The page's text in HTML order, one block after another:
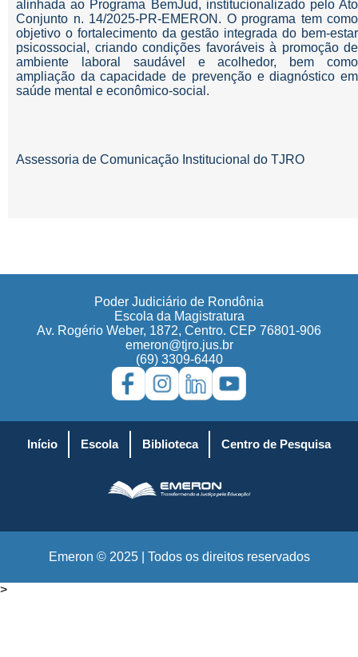
alinhada ao Programa BemJud, institucionalizado pelo Ato
Conjunto n. 14/2025-PR-EMERON. O programa tem como
objetivo o fortalecimento da gestão integrada do bem-estar
psicossocial, criando condições favoráveis à promoção de
ambiente laboral saudável e acolhedor, bem como
ampliação da capacidade de prevenção e diagnóstico em
saúde mental e econômico-social.
Assessoria de Comunicação Institucional do TJRO
Poder Judiciário de Rondônia
Escola da Magistratura
Av. Rogério Weber, 1872, Centro. CEP 76801-906
emeron@tjro.jus.br
(69) 3309-6440
Início Escola Biblioteca Centro de Pesquisa
Emeron © 2025 | Todos os direitos reservados
>